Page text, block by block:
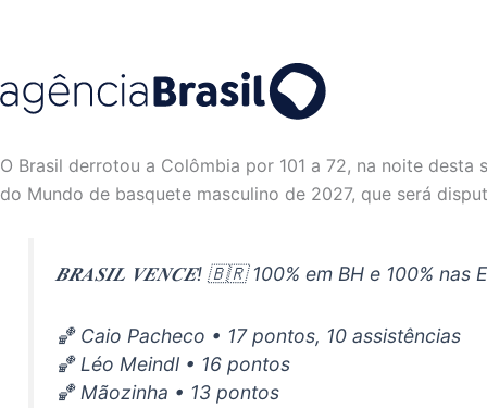
O Brasil derrotou a Colômbia por 101 a 72, na noite
do Mundo de basquete masculino de 2027, que será
𝑩𝑹𝑨𝑺𝑰𝑳 𝑽𝑬𝑵𝑪𝑬! 🇧🇷 100% em BH e 100% nas
🏀 Caio Pacheco • 17 pontos, 10 assistências
🏀 Léo Meindl • 16 pontos
🏀 Mãozinha • 13 pontos